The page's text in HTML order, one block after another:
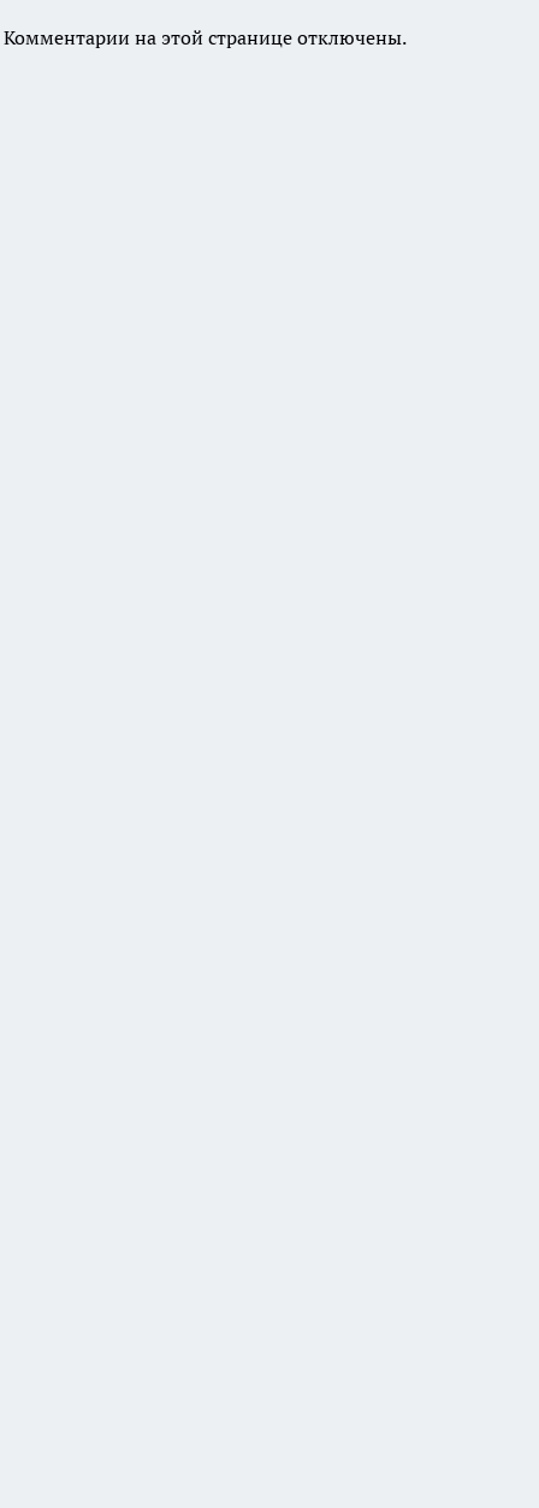
Комментарии на этой странице отключены.